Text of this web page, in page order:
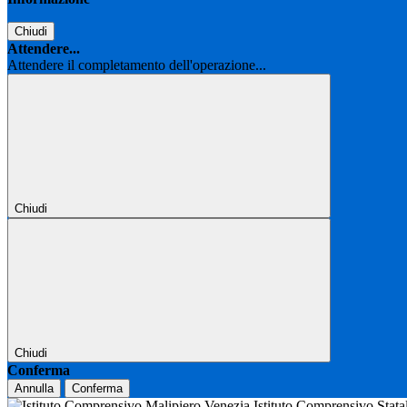
Chiudi
Attendere...
Attendere il completamento dell'operazione...
Chiudi
Chiudi
Conferma
Annulla Conferma